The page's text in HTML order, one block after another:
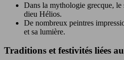
Dans la mythologie grecque,
dieu Hélios.
De nombreux peintres
et sa lumière.
Traditions et festivités liées au